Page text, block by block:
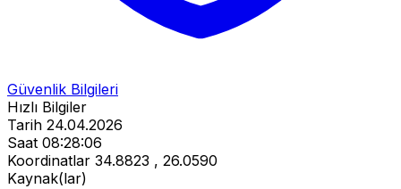
Güvenlik Bilgileri
Hızlı Bilgiler
Tarih 24.04.2026
Saat 08:28:06
Koordinatlar 34.8823 , 26.0590
Kaynak(lar)